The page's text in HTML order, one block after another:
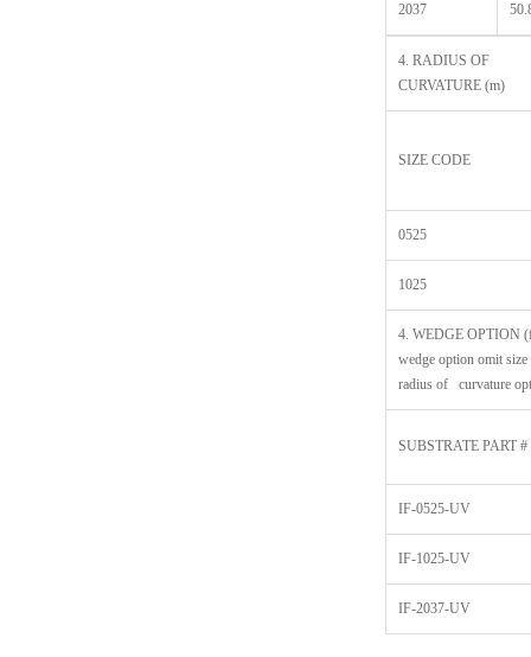
2037
4. RADIUS OF
CURVATURE (m)
SIZE CODE
0525
1025
4. WEDGE OPTION
wedge option omit size
radius of curvature
SUBSTRATE PART #
IF-0525-UV
IF-1025-UV
IF-2037-UV